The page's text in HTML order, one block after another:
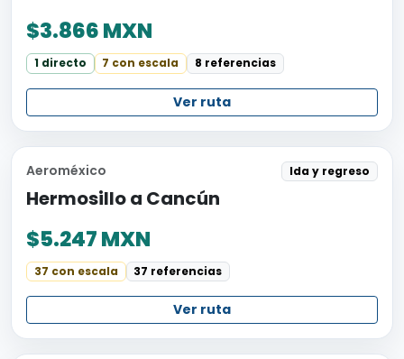
$3.866 MXN
1 directo 7 con escala 8 referencias
Ver ruta
Aeroméxico
Hermosillo a Cancún
Ida y regreso
$5.247 MXN
37 con escala 37 referencias
Ver ruta